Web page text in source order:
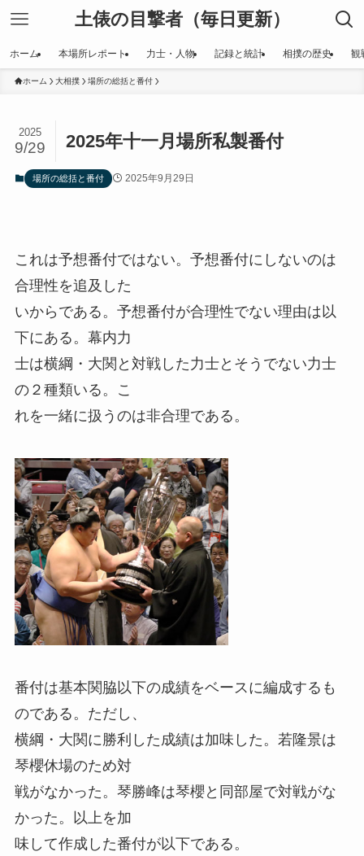
土俵の目撃者（毎日更新）
ホーム 本場所レポート 力士・人物 記録と統計 相撲の歴史 観
ホーム 大相撲 場所の総括と番付
2025年十一月場所私製番付
2025
9/29
場所の総括と番付 2025年9月29日
これは予想番付ではない。予想番付にしないのは
合理性を追及した
いからである。予想番付が合理性でない理由は以
下にある。幕内力
士は横綱・大関と対戦した力士とそうでない力士
の２種類いる。こ
れを一緒に扱うのは非合理である。
番付は基本関脇以下の成績をベースに編成するも
のである。ただし、
横綱・大関に勝利した成績は加味した。若隆景は
琴櫻休場のため対
戦がなかった。琴勝峰は琴櫻と同部屋で対戦がな
かった。以上を加
味して作成した番付が以下である。